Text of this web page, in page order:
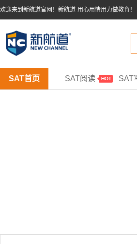
欢迎来到新航道官网！新航道-用心用情用力做教育！
SAT首页 SAT阅读 SAT